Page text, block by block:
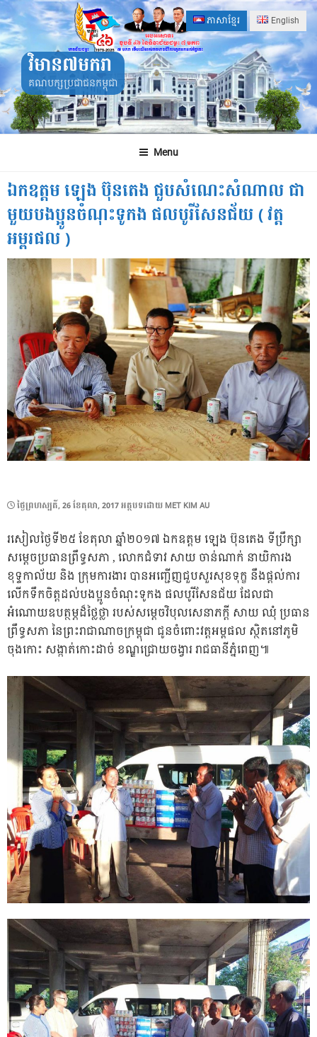
Skip
to
content
ភាសាខ្មែរ English
វិមាន៧មករា
គណបក្សប្រជាជនកម្ពុជា
Menu
ឯកឧត្តម ឡេង ប៊ុនតេង ជួបសំណេះសំណាល ជា
មួយបងប្អូនចំណុះទូកង ផលបូរីសែនជ័យ ( វត្ត
អម្ពរផល )
POSTED
ថ្ងៃ​ព្រហស្បតិ៍, 26 ខែ​តុលា, 2017អត្ថបទដោយ MET KIM AU
រសៀលថ្ងៃទី២៥ ខែតុលា ឆ្នាំ២០១៧ ឯកឧត្តម ឡេង ប៊ុនតេង ទីប្រឹក្សា
សម្តេចប្រធានព្រឹទ្ធសភា , លោកជំទាវ សាយ ចាន់ណាក់ នាយិការង
ខុទ្ទកាល័យ និង ក្រុមការងារ បានអញ្ជើញជួបសួរសុខទុក្ខ នឹងផ្តល់ការ
លើកទឹកចិត្តដល់បងប្អូនចំណុះទូកង ផលបូរីសែនជ័យ ដែលជា
អំណោយឧបត្ថម្ភដ៏ថ្លៃថ្លា របស់សម្តេចវិបុលសេនាភក្តី សាយ ឈុំ ប្រធាន
ព្រឹទ្ធសភា នៃព្រះរាជាណាចក្រម្ពុជា ជូនចំពោះវត្តអម្ពផល ស្ថិតនៅភូមិ
ចុងកោះ សង្កាត់កោះដាច់ ខណ្ឌជ្រោយចង្វារ រាជធានីភ្នំពេញ៕